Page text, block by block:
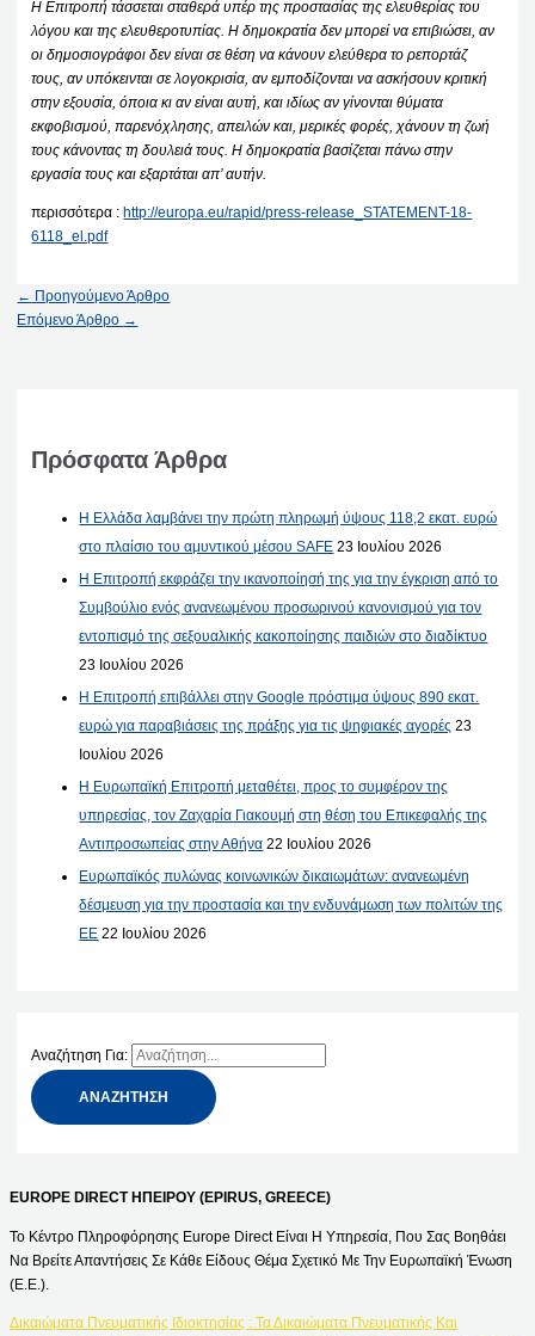
Η Επιτροπή τάσσεται σταθερά υπέρ της προστασίας της ελευθερίας του
λόγου και της ελευθεροτυπίας. Η δημοκρατία δεν μπορεί να επιβιώσει, αν
οι δημοσιογράφοι δεν είναι σε θέση να κάνουν ελεύθερα το ρεπορτάζ
τους, αν υπόκεινται σε λογοκρισία, αν εμποδίζονται να ασκήσουν κριτική
στην εξουσία, όποια κι αν είναι αυτή, και ιδίως αν γίνονται θύματα
εκφοβισμού, παρενόχλησης, απειλών και, μερικές φορές, χάνουν τη ζωή
τους κάνοντας τη δουλειά τους. Η δημοκρατία βασίζεται πάνω στην
εργασία τους και εξαρτάται απ’ αυτήν.
περισσότερα : http://europa.eu/rapid/press-release_STATEMENT-18-
6118_el.pdf
← Προηγούμενο Άρθρο
Επόμενο Άρθρο →
Πρόσφατα Άρθρα
Η Ελλάδα λαμβάνει την πρώτη πληρωμή ύψους 118,2 εκατ. ευρώ
στο πλαίσιο του αμυντικού μέσου SAFE 23 Ιουλίου 2026
Η Επιτροπή εκφράζει την ικανοποίησή της για την έγκριση από το
Συμβούλιο ενός ανανεωμένου προσωρινού κανονισμού για τον
εντοπισμό της σεξουαλικής κακοποίησης παιδιών στο διαδίκτυο
23 Ιουλίου 2026
Η Επιτροπή επιβάλλει στην Google πρόστιμα ύψους 890 εκατ.
ευρώ για παραβιάσεις της πράξης για τις ψηφιακές αγορές 23
Ιουλίου 2026
Η Ευρωπαϊκή Επιτροπή μεταθέτει, προς το συμφέρον της
υπηρεσίας, τον Ζαχαρία Γιακουμή στη θέση του Επικεφαλής της
Αντιπροσωπείας στην Αθήνα 22 Ιουλίου 2026
Ευρωπαϊκός πυλώνας κοινωνικών δικαιωμάτων: ανανεωμένη
δέσμευση για την προστασία και την ενδυνάμωση των πολιτών της
ΕΕ 22 Ιουλίου 2026
Αναζήτηση Για:
EUROPE DIRECT ΗΠΕΙΡΟΥ (EPIRUS, GREECE)
Το Κέντρο Πληροφόρησης Europe Direct Είναι Η Υπηρεσία, Που Σας Βοηθάει
Να Βρείτε Απαντήσεις Σε Κάθε Είδους Θέμα Σχετικό Με Την Ευρωπαϊκή Ένωση
(Ε.Ε.).
Δικαιώματα Πνευματικής Ιδιοκτησίας : Τα Δικαιώματα Πνευματικής Και